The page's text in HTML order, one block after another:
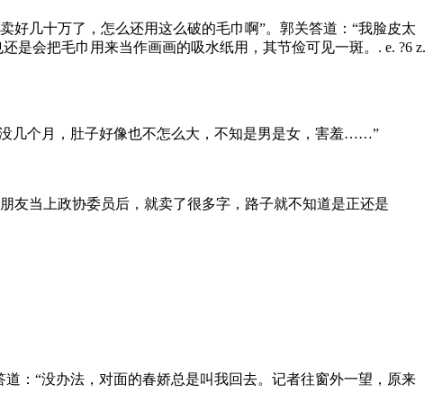
几十万了，怎么还用这么破的毛巾啊”。郭关答道：“我脸皮太
是会把毛巾用来当作画画的吸水纸用，其节俭可见一斑。 . e. ?6 z.
几个月，肚子好像也不怎么大，不知是男是女，害羞……”
友当上政协委员后，就卖了很多字，路子就不知道是正还是
：“没办法，对面的春娇总是叫我回去。记者往窗外一望，原来